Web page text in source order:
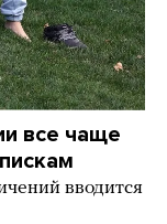
все чаще
вводится